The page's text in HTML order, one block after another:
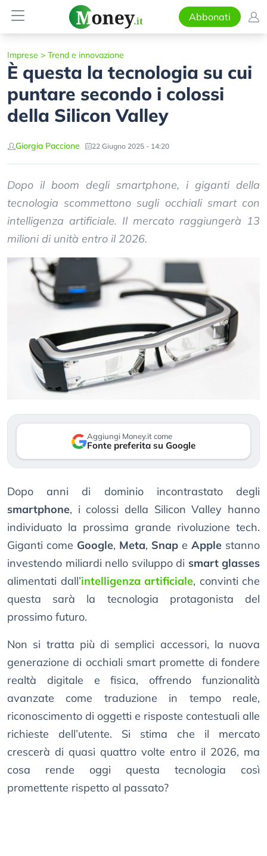
Abbonati
Imprese > Trend e innovazione
È questa la tecnologia su cui
puntare secondo i colossi
della Silicon Valley
Giorgia Paccione 22 Giugno 2025 - 14:20
Dopo il boom degli smartphone, i giganti della
tecnologia scommettono sugli occhiali smart con
intelligenza artificiale. Il mercato raggiungerà 13
milioni di unità entro il 2026.
Aggiungi Money.it come
Fonte preferita su Google
Dopo anni di dominio incontrastato degli
smartphone, i colossi della Silicon Valley hanno
individuato la prossima grande rivoluzione tech.
Giganti come Google, Meta, Snap e Apple stanno
investendo miliardi nello sviluppo di smart glasses
alimentati dall’intelligenza artificiale, convinti che
questa sarà la tecnologia protagonista del
prossimo futuro.
Non si tratta più di semplici accessori, la nuova
generazione di occhiali smart promette di fondere
realtà digitale e fisica, offrendo funzionalità
avanzate come traduzione in tempo reale,
riconoscimento di oggetti e risposte contestuali alle
richieste dell’utente. Si stima che il mercato
crescerà di quasi quattro volte entro il 2026, ma
cosa rende oggi questa tecnologia così
promettente rispetto al passato?